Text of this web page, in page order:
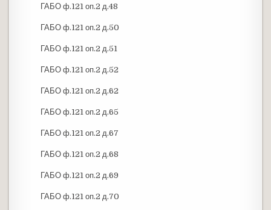
ГАБО ф.121 оп.2 д.48
ГАБО ф.121 оп.2 д.50
ГАБО ф.121 оп.2 д.51
ГАБО ф.121 оп.2 д.52
ГАБО ф.121 оп.2 д.62
ГАБО ф.121 оп.2 д.65
ГАБО ф.121 оп.2 д.67
ГАБО ф.121 оп.2 д.68
ГАБО ф.121 оп.2 д.69
ГАБО ф.121 оп.2 д.70